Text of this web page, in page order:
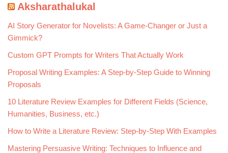
Aksharathalukal
AI Story Generator for Novelists: A Game-Changer or Just a
Gimmick?
Custom GPT Prompts for Writers That Actually Work
Proposal Writing Examples: A Step-by-Step Guide to Winning
Proposals
10 Literature Review Examples for Different Fields (Science,
Humanities, Business, etc.)
How to Write a Literature Review: Step-by-Step With Examples
Mastering Persuasive Writing: Techniques to Influence and